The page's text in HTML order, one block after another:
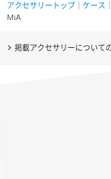
アクセサリートップ ケース
MiA
掲載アクセサリーについて